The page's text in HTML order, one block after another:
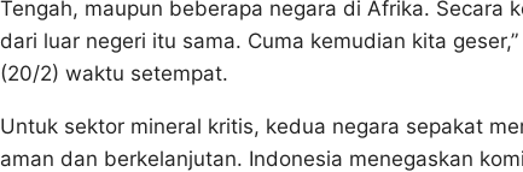
Tengah, maupun beberapa negara di Afrika. Secara
dari luar negeri itu sama. Cuma kemudian kita
(20/2) waktu setempat.
Untuk sektor mineral kritis, kedua negara sepakat
aman dan berkelanjutan. Indonesia menegaskan